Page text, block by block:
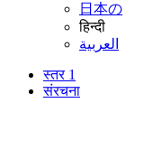
日本の
हिन्दी
العربية
स्तर 1
संरचना